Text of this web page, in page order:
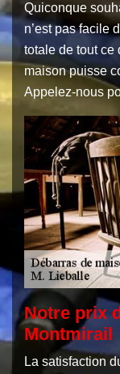
Quiconque
n’est pas facile
totale de tout ce
maison puisse
Appelez-nous
Notre prix
Montmirail
La satisfaction